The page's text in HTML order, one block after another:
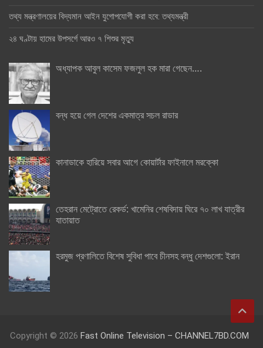
তথ্য মন্ত্রণালয়ের বিদ্যমান আইন যুগোপযোগী করা হবে: তথ্যমন্ত্রী
২৪ ঘণ্টায় হামের উপসর্গে আরও ৭ শিশুর মৃত্যু
অধ্যাপক আবুল কাসেম ফজলুল হক মারা গেছেন….
বন্ধ হয়ে গেল দেশের একমাত্র সচল রাডার
কানাডাকে হারিয়ে সবার আগে কোয়ার্টার ফাইনালে মরক্কো
তেহরান মেট্রোতে রেকর্ড: খামেনির শেষবিদায় ঘিরে ৭০ লাখ যাত্রীর
যাতায়াত
হরমুজ প্রণালিতে বিশেষ সুবিধা পাবে চীনসহ বন্ধু দেশগুলো: ইরান
Copyright © 2026 Fast Online Television – CHANNEL7BD.COM